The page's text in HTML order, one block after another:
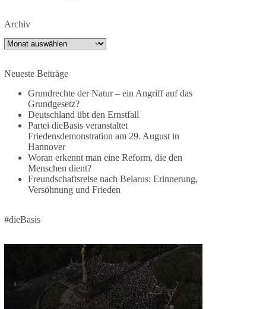
DieBasis
🕊 Wir wollen den Krieg mit Russland nicht!
Am 20. Juni 2026 fand in Berlin am
Brandenburger Tor die Demonstration mit dem
Motto „Russland ist nicht unser Feind“ statt.
Hier ein Auszug aus der Rede von der
Bundestagsabgeordneten Sevim Dağdelen
(BSW).
Revanchismus!“
👉 Hier geht es zum vollständigen Video:
https://www.youtube.com/live/a9hOswSNg4I?
si=2b_C6GgNY9EB-rXw
🟩🟩🟦🟦🟥🟥🟧🟧
Archiv
Archiv
Neueste Beiträge
Grundrechte der Natur – ein Angriff auf das
Grundgesetz?
Deutschland übt den Ernstfall
Partei dieBasis veranstaltet
Friedensdemonstration am 29. August in
Hannover
Woran erkennt man eine Reform, die den
Menschen dient?
Freundschaftsreise nach Belarus: Erinnerung,
Versöhnung und Frieden
#dieBasis